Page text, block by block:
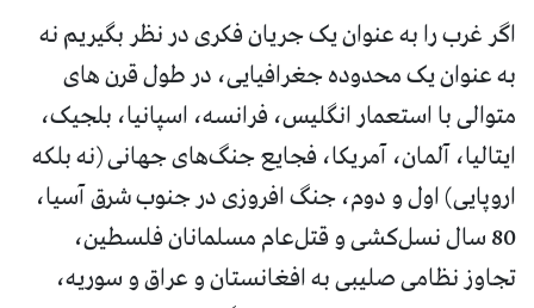
اگر غرب را به عنوان یک جریان فکری در نظر بگیریم نه
به عنوان یک محدوده جغرافیایی، در طول قرن ‌های
متوالی با استعمار انگلیس، فرانسه، اسپانیا، بلجیک،
ایتالیا، آلمان، آمریکا، فجایع جنگ‌های جهانی (نه بلکه
اروپایی) اول و دوم، جنگ‌ افروزی‌ در جنوب‌ شرق ‌آسیا،
80 سال نسل‌کشی و قتل‌عام مسلمانان فلسطین،
تجاوز نظامی صلیبی به افغانستان و عراق و سوریه،